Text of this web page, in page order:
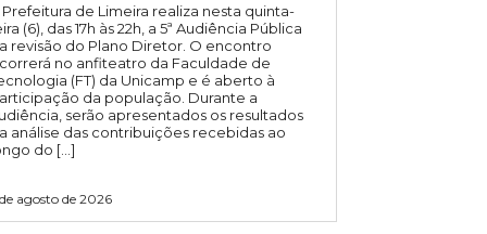
Prefeitura de Limeira realiza nesta quinta-
(6), das 17h às 22h, a 5ª Audiência Pública
revisão do Plano Diretor. O encontro
no anfiteatro da Faculdade de
(FT) da Unicamp e é aberto à
da população. Durante a
serão apresentados os resultados
análise das contribuições recebidas ao
do […]
agosto de 2026